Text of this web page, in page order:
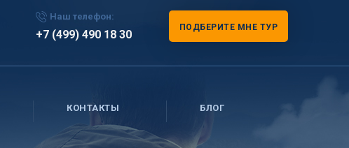
Наш телефон:
+7 (499) 490 18 30
ПОДБЕРИТЕ МНЕ ТУР
КОНТАКТЫ БЛОГ